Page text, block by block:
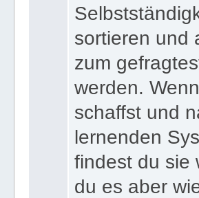
sortieren und
zum
werden.
schaffst und
lernenden
findest du sie
du es aber